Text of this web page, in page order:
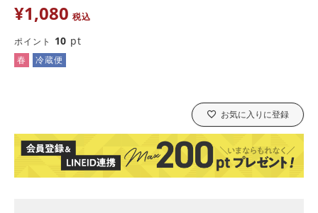
¥1,080 税込
ポイント 10 pt
春 冷蔵便
お気に入りに登録